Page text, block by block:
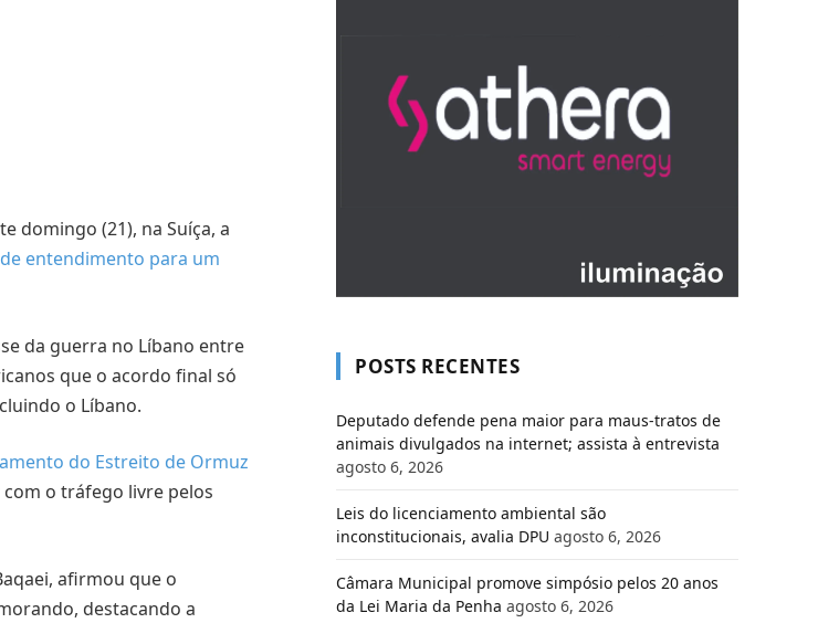
domingo (21), na Suíça, a
entendimento para um
da guerra no Líbano entre
que o acordo final só
o Líbano.
do Estreito de Ormuz
o tráfego livre pelos
afirmou que o
destacando a
POSTS RECENTES
Deputado defende pena maior para maus-tratos de
animais divulgados na internet; assista à entrevista
agosto 6, 2026
Leis do licenciamento ambiental são
inconstitucionais, avalia DPU agosto 6, 2026
Câmara Municipal promove simpósio pelos 20 anos
da Lei Maria da Penha agosto 6, 2026